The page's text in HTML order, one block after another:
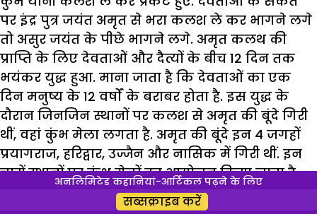
पर इंद्र पुत्र जयंत अमृत से भरा कलश ले कर भागने लगे
तो असुर जयंत के पीछे भागने लगे. अमृत कलथ की
प्राप्ति के लिए देवताओं और दैत्यों के बीच 12 दिन तक
भयंकर युद्ध हुआ. माना जाता है कि देवताओं का एक
दिन मनुष्य के 12 वर्षों के बराबर होता है. इस युद्ध के
दौरान जिनजिन स्थानों पर कलश से अमृत की बूंदे गिरी
थीं, वहां कुंभ मेला लगता है. अमृत की बूंदे इन 4 जगहों
प्रयागराज, हरिद्वार, उज्जैन और नासिक में गिरी थीं. इन
चारों स्थानों पर कुंभ मेलों का आयोजन किया जाता है.
इस दौरान श्रद्धालु गंगा,गोदावरी और क्षिप्रा नदी में
अनलिमिटेड कहानियां-आर्टिकल पढ़ने के लिए
सब्सक्राइब करें